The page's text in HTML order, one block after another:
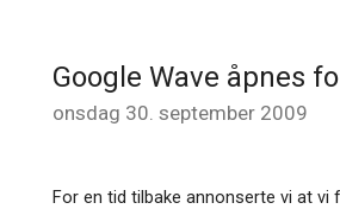
Google Wave åpnes
onsdag 30. september 2009
For en tid tilbake annonserte vi at vi